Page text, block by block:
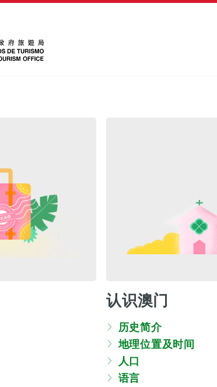
认识澳门
历史简介
地理位置及时间
人口
语言